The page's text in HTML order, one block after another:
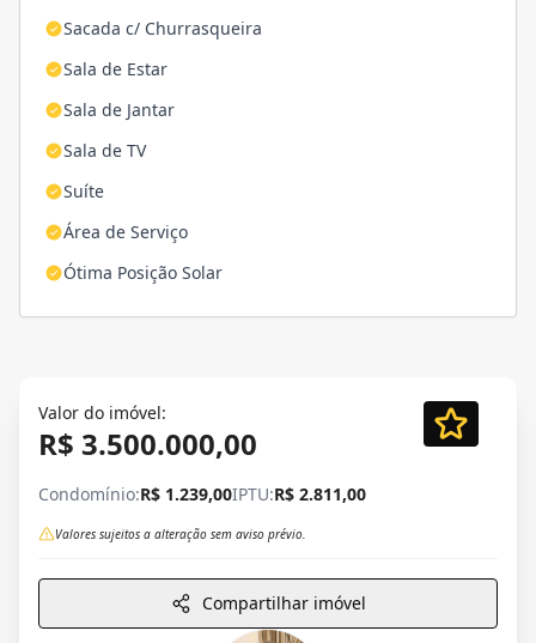
Sacada c/ Churrasqueira
Sala de Estar
Sala de Jantar
Sala de TV
Suíte
Área de Serviço
Ótima Posição Solar
Valor do imóvel:
R$ 3.500.000,00
Condomínio:R$ 1.239,00IPTU:R$ 2.811,00
Valores sujeitos a alteração sem aviso prévio.
Compartilhar imóvel